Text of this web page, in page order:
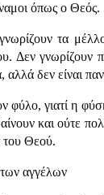
όπως ο Θεός.
τα
Δεν γνωρίζουν
αλλά δεν είναι
φύλο, γιατί η
και ούτε
του Θεού.
αγγέλων